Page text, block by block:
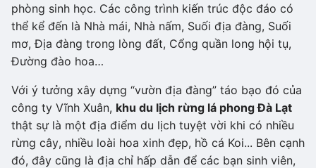
phòng sinh học. Các công trình kiến trúc độc đáo có
thể kể đến là Nhà mái, Nhà nấm, Suối địa đàng, Suối
mơ, Địa đàng trong lòng đất, Cổng quần long hội tụ,
Đường đào hoa…
Với ý tưởng xây dựng “vườn địa đàng” táo bạo đó của
công ty Vĩnh Xuân, khu du lịch rừng lá phong Đà Lạt
thật sự là một địa điểm du lịch tuyệt vời khi có nhiều
rừng cây, nhiều loài hoa xinh đẹp, hồ cá Koi... Bên cạnh
đó, đây cũng là địa chỉ hấp dẫn để các bạn sinh viên,